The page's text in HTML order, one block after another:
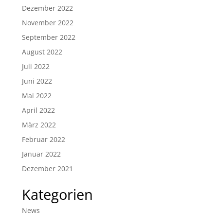
Dezember 2022
November 2022
September 2022
August 2022
Juli 2022
Juni 2022
Mai 2022
April 2022
März 2022
Februar 2022
Januar 2022
Dezember 2021
Kategorien
News